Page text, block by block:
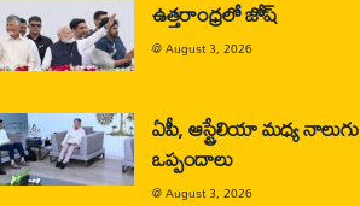
ఉత్తరాంధ్రలో జోష్
@August 3, 2026
ఏపీ, ఆస్ట్రేలియా మధ్య నాలుగు
ఒప్పందాలు
@August 3, 2026